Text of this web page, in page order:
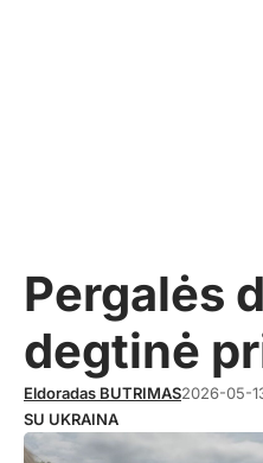
Pergalės
degtinė
Eldoradas BUTRIMAS2026-05-
SU UKRAINA